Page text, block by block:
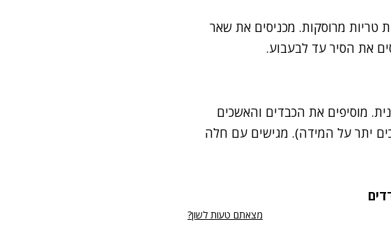
טריות מרוסקות. מכניסים את שאר
את הסיר עד לבעבוע.
10 דקות על אש בינונית. מוסיפים את הכבדים והאשכים
יתר על המידה). מגישים עם חלה
מצאתם טעות לשון?